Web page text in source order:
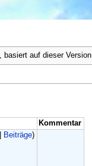
, basiert auf dieser Version.
Kommentar
Beiträge)